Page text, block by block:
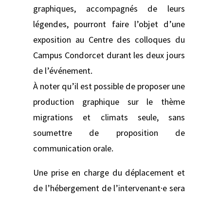
graphiques, accompagnés de leurs
légendes, pourront faire l’objet d’une
exposition au Centre des colloques du
Campus Condorcet durant les deux jours
de l’événement.
À noter qu’il est possible de proposer une
production graphique sur le thème
migrations et climats seule, sans
soumettre de proposition de
communication orale.
Une prise en charge du déplacement et
de l’hébergement de l’intervenant·e sera